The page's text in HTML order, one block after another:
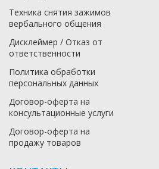
Техника снятия зажимов
вербального общения
Дисклеймер / Отказ от
ответственности
Политика обработки
персональных данных
Договор-оферта на
консультационные услуги
Договор-оферта на
продажу товаров